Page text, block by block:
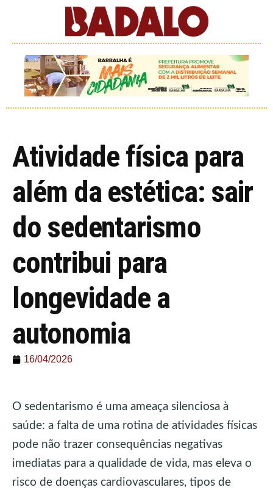
Atividade física para
além da estética: sair
do sedentarismo
contribui para
longevidade a
autonomia
16/04/2026
O sedentarismo é uma ameaça silenciosa à
saúde: a falta de uma rotina de atividades físicas
pode não trazer consequências negativas
imediatas para a qualidade de vida, mas eleva o
risco de doenças cardiovasculares, tipos de